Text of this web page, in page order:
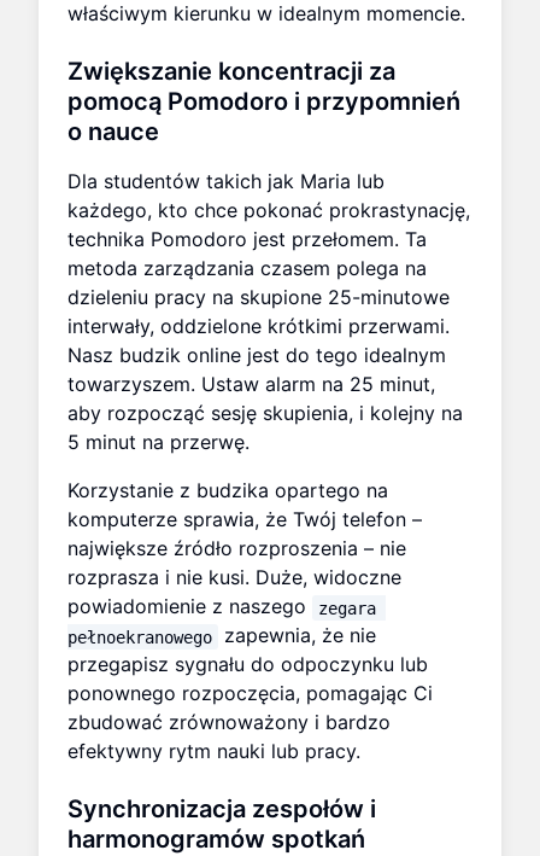
właściwym kierunku w idealnym momencie.
Zwiększanie koncentracji za
pomocą Pomodoro i przypomnień
o nauce
Dla studentów takich jak Maria lub
każdego, kto chce pokonać prokrastynację,
technika Pomodoro jest przełomem. Ta
metoda zarządzania czasem polega na
dzieleniu pracy na skupione 25-minutowe
interwały, oddzielone krótkimi przerwami.
Nasz budzik online jest do tego idealnym
towarzyszem. Ustaw alarm na 25 minut,
aby rozpocząć sesję skupienia, i kolejny na
5 minut na przerwę.
Korzystanie z budzika opartego na
komputerze sprawia, że Twój telefon –
największe źródło rozproszenia – nie
rozprasza i nie kusi. Duże, widoczne
powiadomienie z naszego
zegara
pełnoekranowego
zapewnia, że nie
przegapisz sygnału do odpoczynku lub
ponownego rozpoczęcia, pomagając Ci
zbudować zrównoważony i bardzo
efektywny rytm nauki lub pracy.
Synchronizacja zespołów i
harmonogramów spotkań